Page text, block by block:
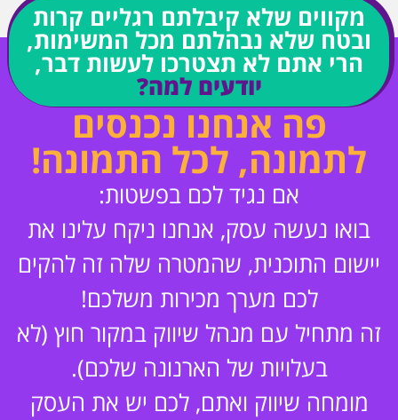
מקווים שלא קיבלתם רגליים קרות
ובטח שלא נבהלתם מכל המשימות,
הרי אתם לא תצטרכו לעשות דבר,
יודעים למה?
פה אנחנו נכנסים
לתמונה, לכל התמונה!
אם נגיד לכם בפשטות:
בואו נעשה עסק, אנחנו ניקח עלינו את
יישום התוכנית, שהמטרה שלה זה להקים
לכם מערך מכירות משלכם!
זה מתחיל עם מנהל שיווק במקור חוץ (לא
בעלויות של הארנונה שלכם).
מומחה שיווק ואתם, לכם יש את העסק